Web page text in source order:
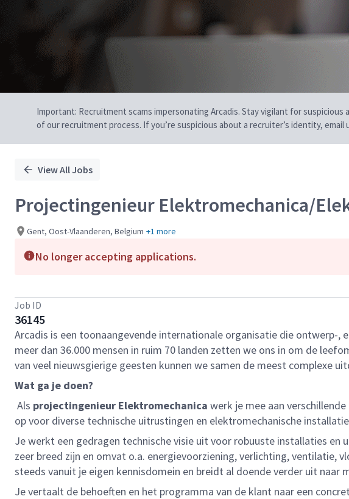
Important: Recruitment scams impersonating Arcadis. Stay vigilant for
of our recruitment process. If you’re suspicious about a recruiter’s identity,
View All Jobs
Projectingenieur Elektromechanica/
Gent, Oost-Vlaanderen, Belgium +1 more
No longer accepting applications.
Job ID
36145
Arcadis is een toonaangevende internationale organisatie die ontwerp-
meer dan 36.000 mensen in ruim 70 landen zetten we ons in om de
van veel nieuwsgierige geesten kunnen we samen de meest complexe
Wat ga je doen?
Als projectingenieur Elektromechanica werk je mee aan
op voor diverse technische uitrustingen en elektromechanische
Je werkt een gedragen technische visie uit voor robuuste installaties
zeer breed zijn en omvat o.a. energievoorziening, verlichting,
steeds vanuit je eigen kennisdomein en breidt al doende verder uit
Je vertaalt de behoeften en het programma van de klant naar een